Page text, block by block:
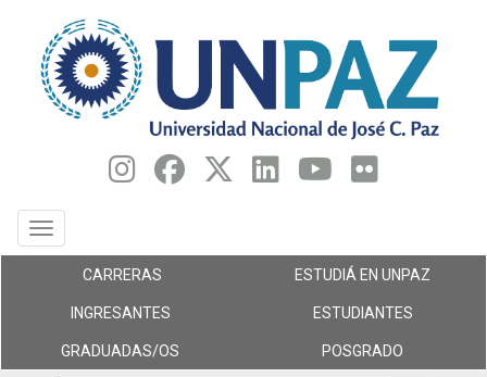
contenido
principal
Toggle navigation
CARRERAS ESTUDIÁ EN UNPAZ
INGRESANTES ESTUDIANTES
GRADUADAS/OS POSGRADO